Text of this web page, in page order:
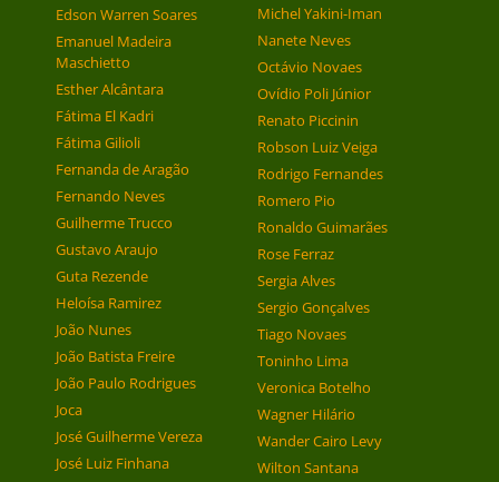
Edson Warren Soares
Emanuel Madeira
Maschietto
Esther Alcântara
Fátima El Kadri
Fátima Gilioli
Fernanda de Aragão
Fernando Neves
Guilherme Trucco
Gustavo Araujo
Guta Rezende
Heloísa Ramirez
João Nunes
João Batista Freire
João Paulo Rodrigues
Joca
José Guilherme Vereza
José Luiz Finhana
Michel Yakini-Iman
Nanete Neves
Octávio Novaes
Ovídio Poli Júnior
Renato Piccinin
Robson Luiz Veiga
Rodrigo Fernandes
Romero Pio
Ronaldo Guimarães
Rose Ferraz
Sergia Alves
Sergio Gonçalves
Tiago Novaes
Toninho Lima
Veronica Botelho
Wagner Hilário
Wander Cairo Levy
Wilton Santana